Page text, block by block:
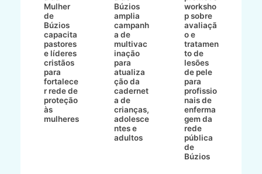
Mulher
de
Búzios
capacita
pastores
e líderes
cristãos
para
fortalece
r rede de
proteção
às
mulheres
Búzios
amplia
campanh
a de
multivac
inação
para
atualiza
ção da
cadernet
a de
crianças,
adolesce
ntes e
adultos
worksho
p sobre
avaliaçã
o e
tratamen
to de
lesões
de pele
para
profissio
nais de
enferma
gem da
rede
pública
de
Búzios